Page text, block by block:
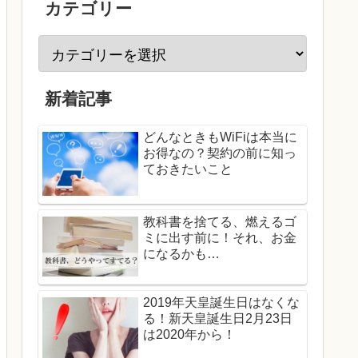
カテゴリー
新着記事
どんなときもWiFiは本当に
お得なの？契約の前に知っ
ておきたいこと
教科書を捨てる、燃えるゴ
ミに出す前に！それ、お金
になるかも…
2019年天皇誕生日はなくな
る！新天皇誕生日2月23日
は2020年から！